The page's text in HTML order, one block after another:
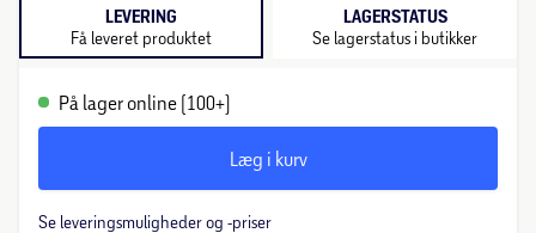
LEVERING
Få leveret produktet
LAGERSTATUS
Se lagerstatus i butikker
På lager online (100+)
Læg i kurv
Se leveringsmuligheder og -priser